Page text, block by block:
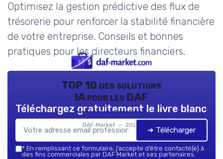
Optimisez la gestion prédictive des flux de
trésorerie pour renforcer la stabilité financière
de votre entreprise. Conseils et bonnes
pratiques pour les directeurs financiers.
TOP 10 des solutions
IA pour les DAF
DAF Market — 2026
Téléchargez gratuitement le livre blanc
➔ Télécharger
* En remplissant ce formulaire, j’accepte d’être contacté(e) à
des fins commerciales par DAF Market et ses partenaires.